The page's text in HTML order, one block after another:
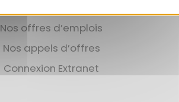
Nos offres d’emplois
Nos appels d’offres
Connexion Extranet